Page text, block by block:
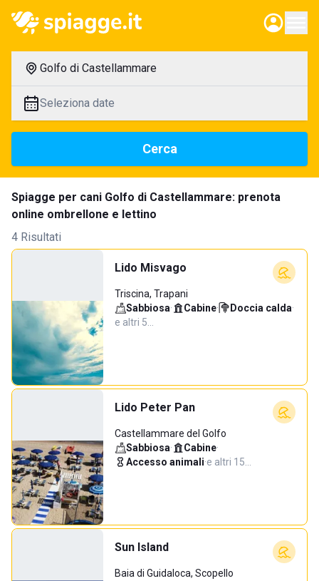
Golfo di Castellammare
Seleziona date
Cerca
Spiagge per cani Golfo di Castellammare: prenota
online ombrellone e lettino
4 Risultati
Lido Misvago
Triscina, Trapani
Sabbiosa· Cabine· Doccia calda·
e altri 5…
Lido Peter Pan
Castellammare del Golfo
Sabbiosa· Cabine·
Accesso animali·e altri 15…
Sun Island
Baia di Guidaloca, Scopello